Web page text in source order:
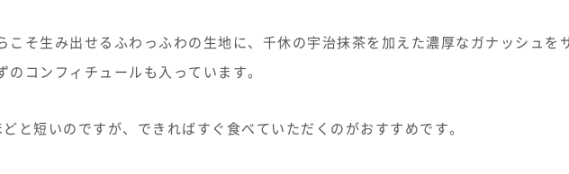
こそ生み出せるふわっふわの生地に、千休の宇治抹茶を加えた濃厚なガナッシュを
のコンフィチュールも入っています。
と短いのですが、できればすぐ食べていただくのがおすすめです。